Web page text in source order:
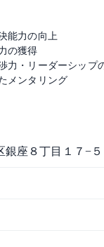
能力の向上
の獲得
力・リーダーシップ
メンタリング
銀座８丁目１７−